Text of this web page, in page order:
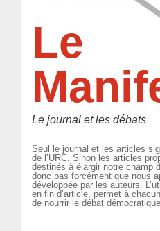
Le
Le journal et les débats
Seul le journal et les articles
de l’URC. Sinon les articles
destinés à élargir notre champ
donc pas forcément que nous
développée par les auteurs.
en fin d’article, permet à
de nourrir le débat démocratique.